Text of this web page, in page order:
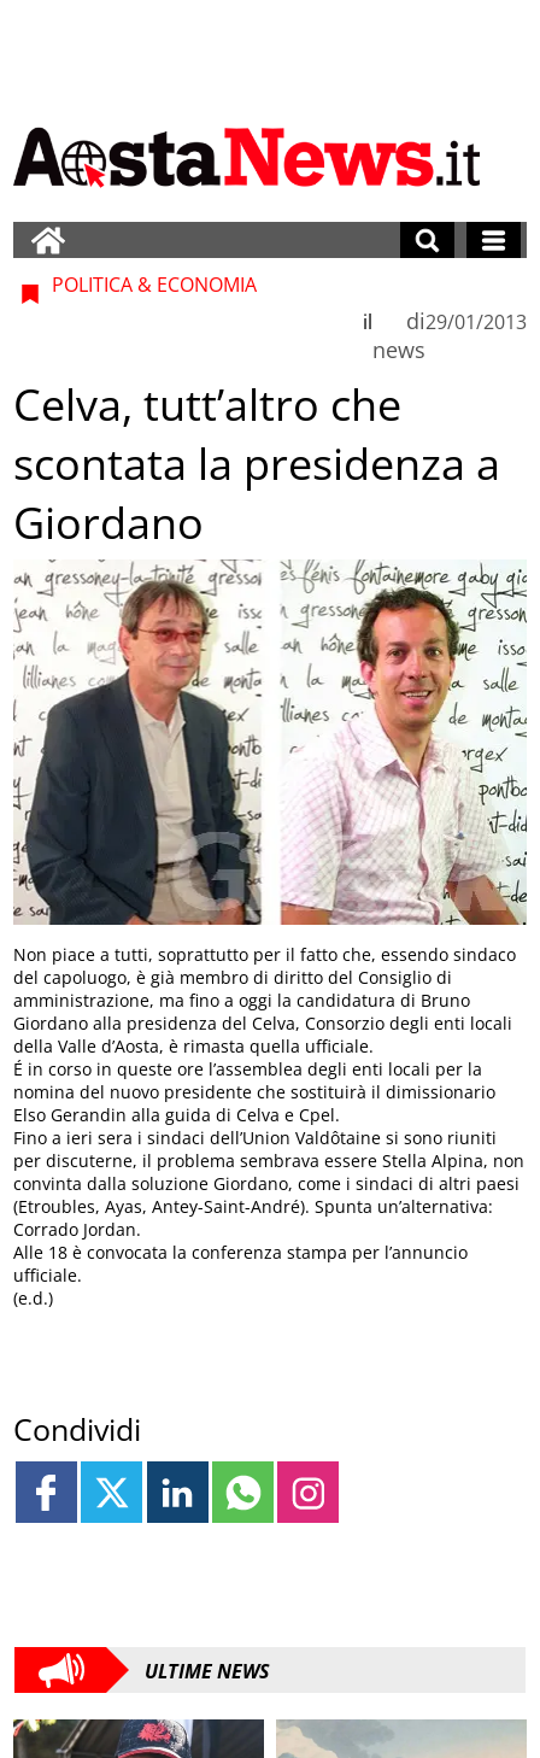
POLITICA & ECONOMIA
di
news
il 29/01/2013
Celva, tutt’altro che
scontata la presidenza a
Giordano
Non piace a tutti, soprattutto per il fatto che, essendo sindaco
del capoluogo, è già membro di diritto del Consiglio di
amministrazione, ma fino a oggi la candidatura di Bruno
Giordano alla presidenza del Celva, Consorzio degli enti locali
della Valle d’Aosta, è rimasta quella ufficiale.
É in corso in queste ore l’assemblea degli enti locali per la
nomina del nuovo presidente che sostituirà il dimissionario
Elso Gerandin alla guida di Celva e Cpel.
Fino a ieri sera i sindaci dell’Union Valdôtaine si sono riuniti
per discuterne, il problema sembrava essere Stella Alpina, non
convinta dalla soluzione Giordano, come i sindaci di altri paesi
(Etroubles, Ayas, Antey-Saint-André). Spunta un’alternativa:
Corrado Jordan.
Alle 18 è convocata la conferenza stampa per l’annuncio
ufficiale.
(e.d.)
Condividi
ULTIME NEWS